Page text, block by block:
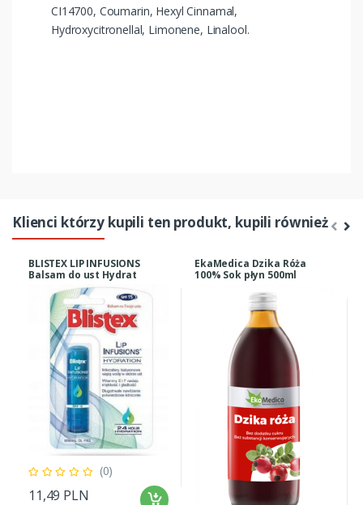
CI14700, Coumarin, Hexyl Cinnamal,
Hydroxycitronellal, Limonene, Linalool.
Klienci którzy kupili ten produkt, kupili również
BLISTEX LIP INFUSIONS
Balsam do ust Hydrat
(0)
11,49 PLN
EkaMedica Dzika Róża
100% Sok płyn 500ml